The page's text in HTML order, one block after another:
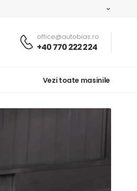
office@autobias.ro
+40 770 222 224
Vezi toate masinile